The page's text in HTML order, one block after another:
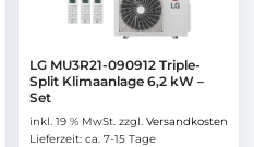
LG MU3R21-090912 Triple-
Split Klimaanlage 6,2 kW –
Set
inkl. 19 % MwSt. zzgl. Versandkosten
Lieferzeit: ca. 7-15 Tage